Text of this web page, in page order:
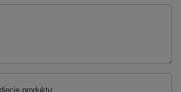
produktu: